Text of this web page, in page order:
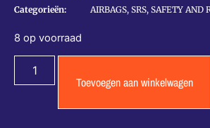
Categorieën:
AIRBAGS, SRS, SAFETY AND
8 op voorraad
Toevoegen aan winkelwagen